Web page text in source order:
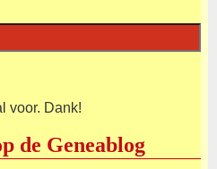
voor. Dank!
de Geneablog